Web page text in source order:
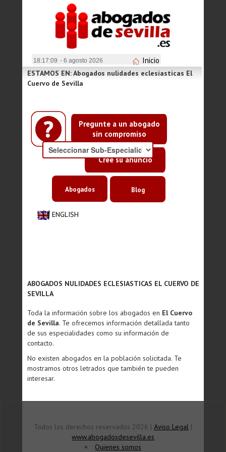
18:17:09 - 6 agosto 2026 Inicio
Pregunte a un abogado
sin compromiso
Cree su anuncio
ESTAMOS EN: Abogados nulidades eclesiasticas El
Cuervo de Sevilla
ENGLISH
Abogados Blog
ABOGADOS NULIDADES ECLESIASTICAS EL CUERVO DE
SEVILLA
Toda la información sobre los abogados en El Cuervo
de Sevilla. Te ofrecemos información detallada tanto
de sus especialidades como su información de
contacto.
No existen abogados en la población solicitada. Te
mostramos otros letrados que también te pueden
interesar.
Todos los derechos reservados 2026 | Aviso Legal |
www.abogadosdesevilla.es
Quienes somos